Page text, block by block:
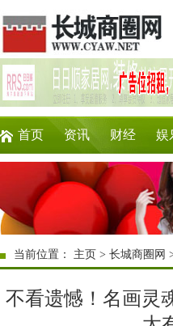
首页 资讯 财经 娱
游戏 美食 商
当前位置： 主页 >长城商圈网
不看遗憾！名画灵